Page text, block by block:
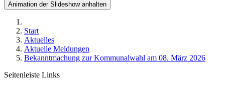
Animation der Slideshow anhalten
Start
Aktuelles
Aktuelle Meldungen
Bekanntmachung zur Kommunalwahl am 08. März 2026
Seitenleiste Links